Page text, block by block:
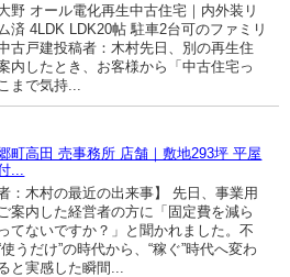
野 オール電化再生中古住宅｜内外装リ
済 4LDK LDK20帖 駐車2台可のファミリ
古戸建投稿者：木村先日、別の再生住
内したとき、お客様から「中古住宅っ
まで気持...
町高田 売事務所 店舗｜敷地293坪 平屋
...
者：木村の最近の出来事】 先日、事業用
案内した経営者の方に「固定費を減ら
てないですか？」と聞かれました。不
うだけ”の時代から、“稼ぐ”時代へ変わ
と実感した瞬間...